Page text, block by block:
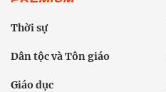
Thời sự
Dân tộc và Tôn giáo
Giáo dục